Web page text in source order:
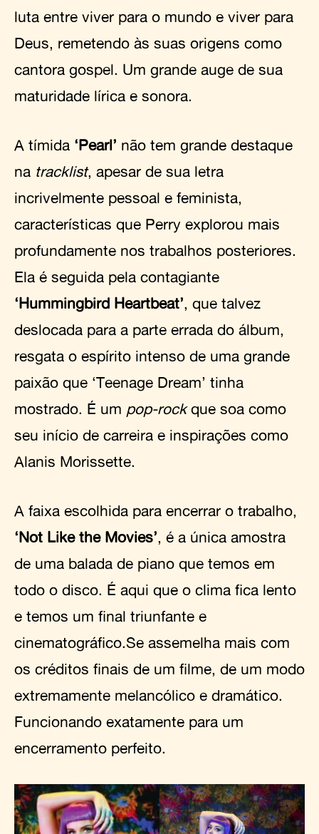
luta entre viver para o mundo e viver para
Deus, remetendo às suas origens como
cantora gospel. Um grande auge de sua
maturidade lírica e sonora.
A tímida ‘Pearl’ não tem grande destaque
na tracklist, apesar de sua letra
incrivelmente pessoal e feminista,
características que Perry explorou mais
profundamente nos trabalhos posteriores.
Ela é seguida pela contagiante
‘Hummingbird Heartbeat’, que talvez
deslocada para a parte errada do álbum,
resgata o espírito intenso de uma grande
paixão que ‘Teenage Dream’ tinha
mostrado. É um pop-rockque soa como
seu início de carreira e inspirações como
Alanis Morissette.
A faixa escolhida para encerrar o trabalho,
‘Not Like the Movies’, é a única amostra
de uma balada de piano que temos em
todo o disco. É aqui que o clima fica lento
e temos um final triunfante e
cinematográfico.Se assemelha mais com
os créditos finais de um filme, de um modo
extremamente melancólico e dramático.
Funcionando exatamente para um
encerramento perfeito.